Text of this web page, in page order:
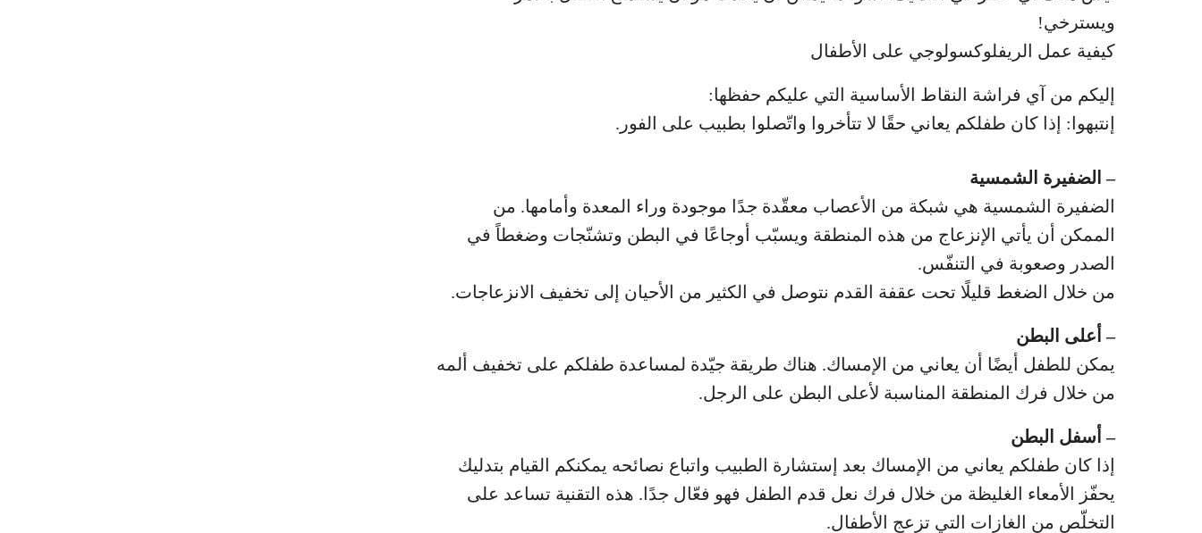
ويسترخي!
كيفية عمل الريفلوكسولوجي على الأطفال
إليكم من آي فراشة النقاط الأساسية التي عليكم حفظها:
إنتبهوا: إذا كان طفلكم يعاني حقًا لا تتأخروا واتّصلوا بطبيب على الفور.
– الضفيرة الشمسية
الضفيرة الشمسية هي شبكة من الأعصاب معقّدة جدًا موجودة وراء المعدة وأمامها. من
الممكن أن يأتي الإنزعاج من هذه المنطقة ويسبّب أوجاعًا في البطن وتشنّجات وضغطاً في
الصدر وصعوبة في التنفّس.
من خلال الضغط قليلًا تحت عقفة القدم نتوصل في الكثير من الأحيان إلى تخفيف الانزعاجات.
– أعلى البطن
يمكن للطفل أيضًا أن يعاني من الإمساك. هناك طريقة جيّدة لمساعدة طفلكم على تخفيف ألمه
من خلال فرك المنطقة المناسبة لأعلى البطن على الرجل.
– أسفل البطن
إذا كان طفلكم يعاني من الإمساك بعد إستشارة الطبيب واتباع نصائحه يمكنكم القيام بتدليك
يحفّز الأمعاء الغليظة من خلال فرك نعل قدم الطفل فهو فعّال جدًا. هذه التقنية تساعد على
التخلّص من الغازات التي تزعج الأطفال.